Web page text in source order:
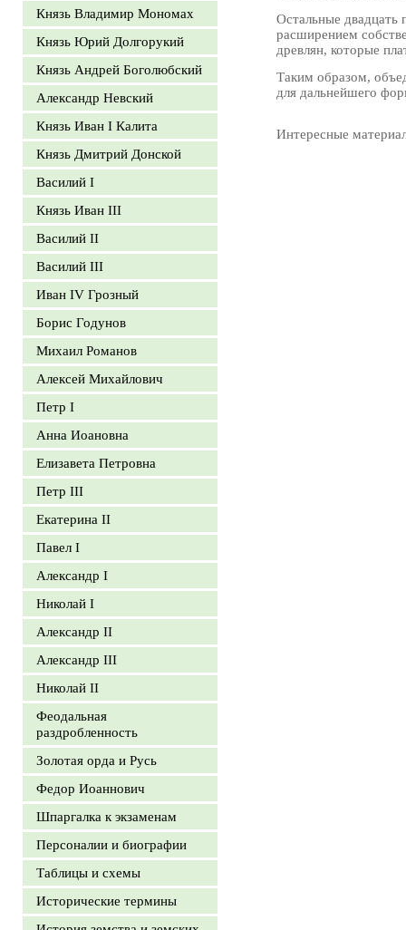
Князь Владимир Мономах
Князь Юрий Долгорукий
Князь Андрей Боголюбский
Александр Невский
Князь Иван I Калита
Князь Дмитрий Донской
Василий I
Князь Иван III
Василий II
Василий III
Иван IV Грозный
Борис Годунов
Михаил Романов
Алексей Михайлович
Петр I
Анна Иоановна
Елизавета Петровна
Петр III
Екатерина II
Павел I
Александр I
Николай I
Александр II
Александр III
Николай II
Феодальная
раздробленность
Золотая орда и Русь
Федор Иоаннович
Шпаргалка к экзаменам
Персоналии и биографии
Таблицы и схемы
Исторические термины
Остальные двадцать
расширением
древлян, которые
Таким образом,
для дальнейшего
Интересные